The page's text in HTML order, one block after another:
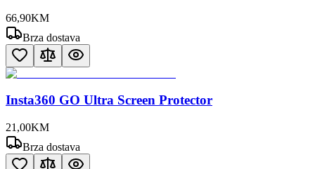
66,90KM
Brza dostava
Insta360 GO Ultra Screen Protector
21 ,00KM
Brza dostava